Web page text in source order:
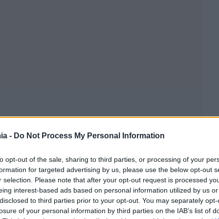
- Do Not Process My Personal Information
opt-out of the sale, sharing to third parties, or processing of your
for targeted advertising by us, please use the below opt-out
selection. Please note that after your opt-out request is processed
interest-based ads based on personal information utilized by us
to third parties prior to your opt-out. You may separately
of your personal information by third parties on the IAB’s list of
πρόκειται για αυτά που τόσο καιρό
στις οποίες βρίσκονται αυτά τα σπίτια. « Αυτά
στον Πύργο, στην Καλαμάτα και στη Λάρισα
θα δημοπρατηθούν εντός του 2026.Και περιμένουμε